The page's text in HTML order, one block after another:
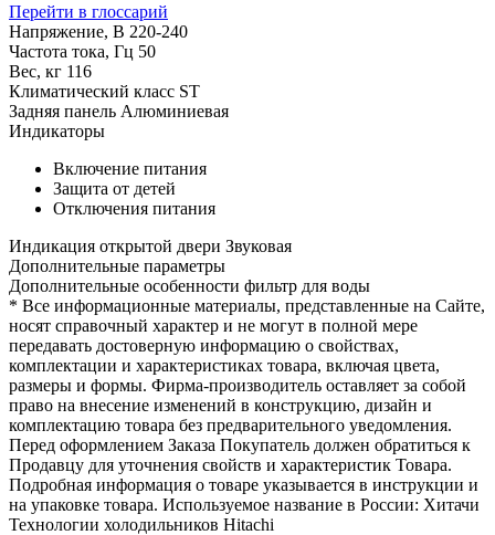
Перейти в глоссарий
Напряжение, В 220-240
Частота тока, Гц 50
Вес, кг 116
Климатический класс ST
Задняя панель Алюминиевая
Индикаторы
Включение питания
Защита от детей
Отключения питания
Индикация открытой двери Звуковая
Дополнительные параметры
Дополнительные особенности фильтр для воды
* Все информационные материалы, представленные на Сайте,
носят справочный характер и не могут в полной мере
передавать достоверную информацию о свойствах,
комплектации и характеристиках товара, включая цвета,
размеры и формы. Фирма-производитель оставляет за собой
право на внесение изменений в конструкцию, дизайн и
комплектацию товара без предварительного уведомления.
Перед оформлением Заказа Покупатель должен обратиться к
Продавцу для уточнения свойств и характеристик Товара.
Подробная информация о товаре указывается в инструкции и
на упаковке товара. Используемое название в России: Хитачи
Технологии холодильников Hitachi